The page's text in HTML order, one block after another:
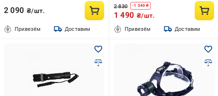
2 090 ₴/шт.
Привезём Доставим
2 830 -1 340 ₴
1 490 ₴/шт.
Привезём Доставим